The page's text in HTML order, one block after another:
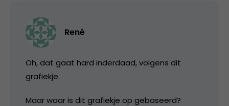
René
Oh, dat gaat hard inderdaad, volgens dit
grafiekje.
Maar waar is dit grafiekje op gebaseerd?